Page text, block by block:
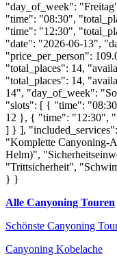
"day_of_week":
"time": "08:30",
"time": "12:30",
"date": "2026-06-13",
"price_per_person":
"total_places": 14,
"total_places": 14,
14", "day_of_week":
"slots": [ { "time":
12 }, { "time": "12:30",
] } ],
"Komplette Canyoning-
Helm)",
"Trittsicherheit",
} }
Alle Canyoning Touren
Schönste Canyoning
Canyoning Kobelache